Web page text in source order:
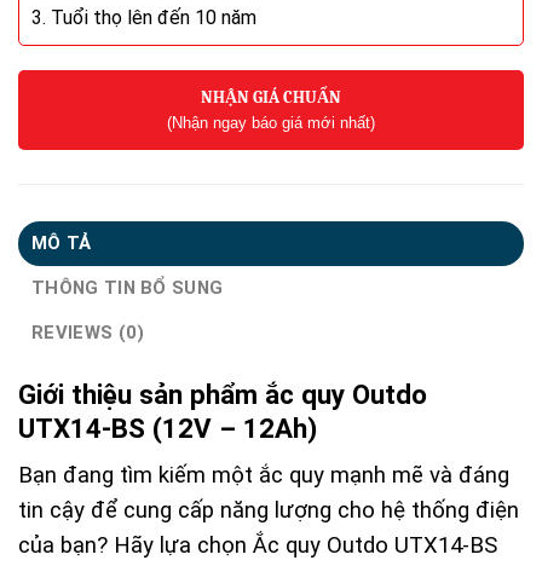
3. Tuổi thọ lên đến 10 năm
NHẬN GIÁ CHUẨN
(Nhận ngay báo giá mới nhất)
MÔ TẢ
THÔNG TIN BỔ SUNG
REVIEWS (0)
Giới thiệu sản phẩm ắc quy Outdo
UTX14-BS (12V – 12Ah)
Bạn đang tìm kiếm một ắc quy mạnh mẽ và đáng
tin cậy để cung cấp năng lượng cho hệ thống điện
của bạn? Hãy lựa chọn Ắc quy Outdo UTX14-BS